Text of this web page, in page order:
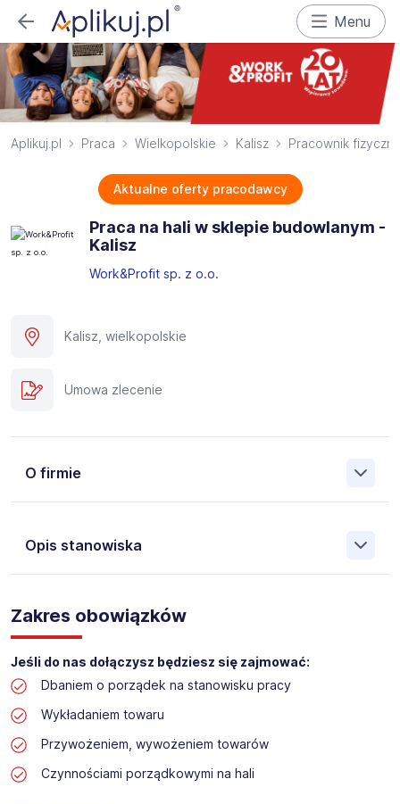
Menu
Aplikuj.pl Praca Wielkopolskie Kalisz Pracownik fizyczny
Aktualne oferty pracodawcy
Praca na hali w sklepie budowlanym -
Kalisz
Work&Profit sp. z o.o.
Kalisz, wielkopolskie
Umowa zlecenie
O firmie
Opis stanowiska
Pośrednictwa Pracy i Doradztwa Personalnego Work &
Profit jest obecnie jedną z największych niezależnych
polskich agencji zatrudnienia. W ciągu wielu lat naszej
działalności daliśmy pracę przeszło 50 000 pracowników
w całym kraju. Skutecznie znajdujemy pracowników dla
największych firm, jak również małych rodzinnych
przedsiębiorstw w Polsce. Agencja jest wpisana pod nr
Obecnie dla naszego Klienta, poszukujemy osób na
Zakres obowiązków
Jeśli do nas dołączysz będziesz się zajmować:
Dbaniem o porządek na stanowisku pracy
Wykładaniem towaru
Przywożeniem, wywożeniem towarów
Czynnościami porządkowymi na hali